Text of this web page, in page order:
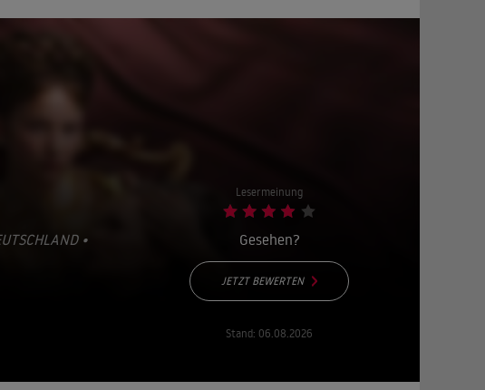
•
Lesermeinung
Gesehen?
JETZT BEWERTEN
Stand: 06.08.2026